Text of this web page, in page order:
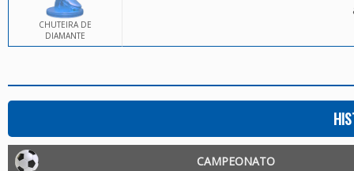
CHUTEIRA DE
DIAMANTE
CAMPEONATO